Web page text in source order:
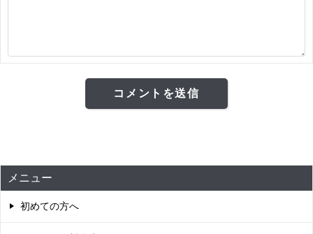
メニュー
初めての方へ